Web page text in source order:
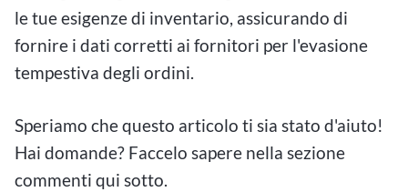
le tue esigenze di inventario, assicurando di
fornire i dati corretti ai fornitori per l'evasione
tempestiva degli ordini.
Speriamo che questo articolo ti sia stato d'aiuto!
Hai domande? Faccelo sapere nella sezione
commenti qui sotto.